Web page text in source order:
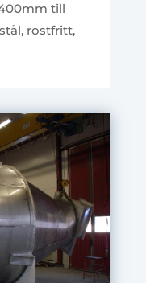
till
rostfritt,